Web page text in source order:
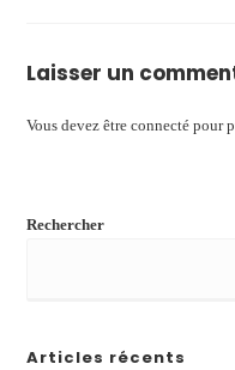
Laisser un
Vous devez êtreconnecté pour
Rechercher
Articles récents